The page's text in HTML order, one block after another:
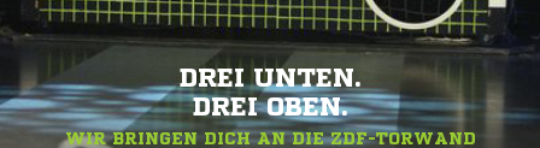
DREI UNTEN.
DREI OBEN.
WIR BRINGEN DICH AN DIE ZDF-TORWAND